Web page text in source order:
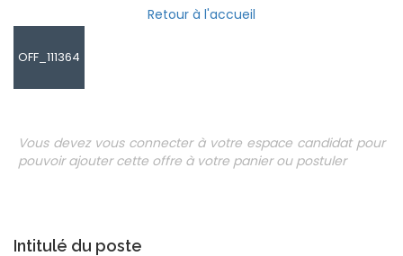
Retour à l'accueil
OFF_111364
Vous devez vous connecter à votre espace candidat pour
pouvoir ajouter cette offre à votre panier ou postuler
Intitulé du poste